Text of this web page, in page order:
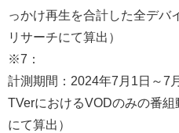
っかけ再生を合計した全デバ
リサーチにて算出）
※7：
計測期間：2024年7月1日～7
TVerにおけるVODのみの番
にて算出）